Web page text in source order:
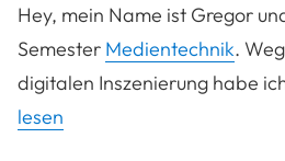
Hey, mein Name ist Gregor
Semester Medientechnik.
digitalen Inszenierung habe
lesen